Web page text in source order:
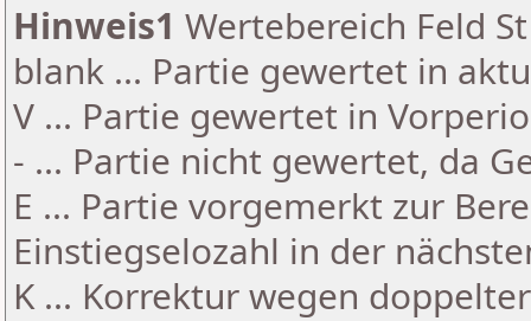
Hinweis1 Wertebereich Feld
blank ... Partie gewertet in
V ... Partie gewertet in
- ... Partie nicht gewertet, da
E ... Partie vorgemerkt zur
Einstiegselozahl in der
K ... Korrektur wegen